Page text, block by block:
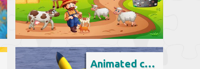
Animated cartoon